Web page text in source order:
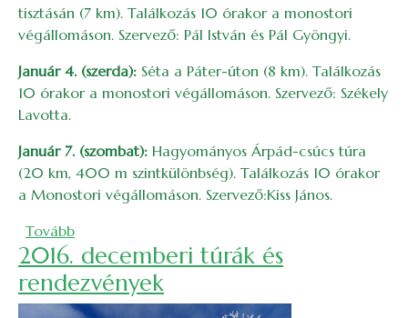
tisztásán (7 km). Találkozás 10 órakor a monostori
végállomáson. Szervező: Pál István és Pál Gyöngyi.
Január 4. (szerda): Séta a Páter-úton (8 km). Találkozás
10 órakor a monostori végállomáson. Szervező: Székely
Lavotta.
Január 7. (szombat): Hagyományos Árpád-csúcs túra
(20 km, 400 m szintkülönbség). Találkozás 10 órakor
a Monostori végállomáson. Szervező:Kiss János.
Tovább(2017. januári túrák és rendezvények )
2016. decemberi túrák és
rendezvények